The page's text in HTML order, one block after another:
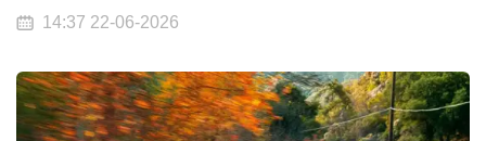
14:37 22-06-2026